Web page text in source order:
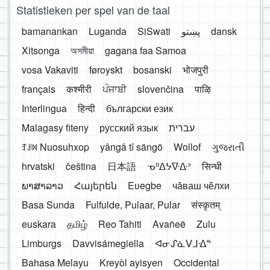
Statistieken per spel van de taal
bamanankan Luganda SiSwati پښتو
dansk
Xitsonga
অসমীয়া
gagana faa Samoa
vosa Vakaviti
føroyskt bosanski
भोजपुरी
français
कश्मीरी ਪੰਜਾਬੀ slovenčina
पाऴि
Interlingua
हिन्दी
български език
Malagasy fiteny
русский язык
עברית
ꆈꌠ꒿ Nuosuhxop
yângâ tî sängö Wollof
ગુજરાતી
hrvatski
čeština 日本語 ᓀᐦᐃᔭᐍᐏᐣ
सिन्धी
ພາສາລາວ
Հայերեն Eʋegbe
чӑваш чӗлхи
Basa Sunda
Fulfulde, Pulaar, Pular
संस्कृतम्
euskara
தமிழ் Reo Tahiti Avañeẽ
Zulu
Limburgs
Davvisámegiella
ᐊᓂᔑᓈᐯᒧᐎᓐ
Bahasa Melayu
Kreyòl ayisyen
Occidental